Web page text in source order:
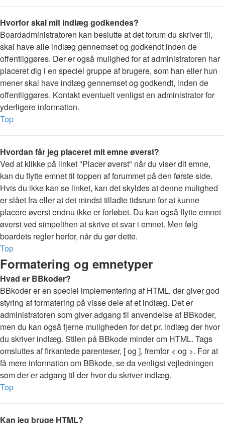
Hvorfor skal mit indlæg godkendes?
Boardadministratoren kan beslutte at det forum du skriver til,
skal have alle indlæg gennemset og godkendt inden de
offentliggøres. Der er også mulighed for at administratoren har
placeret dig i en speciel gruppe af brugere, som han eller hun
mener skal have indlæg gennemset og godkendt, inden de
offentliggøres. Kontakt eventuelt venligst en administrator for
yderligere information.
Top
Hvordan får jeg placeret mit emne øverst?
Ved at klikke på linket "Placer øverst" når du viser dit emne,
kan du flytte emnet til toppen af forummet på den første side.
Hvis du ikke kan se linket, kan det skyldes at denne mulighed
er slået fra eller at det mindst tilladte tidsrum for at kunne
placere øverst endnu ikke er forløbet. Du kan også flytte emnet
øverst ved simpelthen at skrive et svar i emnet. Men følg
boardets regler herfor, når du gør dette.
Top
Formatering og emnetyper
Hvad er BBkoder?
BBkoder er en speciel implementering af HTML, der giver god
styring af formatering på visse dele af et indlæg. Det er
administratoren som giver adgang til anvendelse af BBkoder,
men du kan også fjerne muligheden for det pr. indlæg der hvor
du skriver indlæg. Stilen på BBkode minder om HTML. Tags
omsluttes af firkantede parenteser, [ og ], fremfor < og >. For at
få mere information om BBkode, se da venligst vejledningen
som der er adgang til der hvor du skriver indlæg.
Top
Kan jeg bruge HTML?